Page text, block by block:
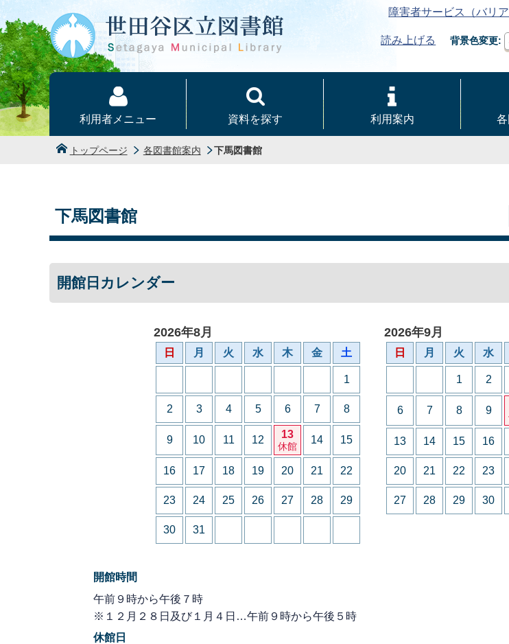
本文へ
障害者サービス（バリ
読み上げる 背景色変更
利用者メニュー 資料を探す 利用案内
トップページ 各図書館案内 下馬図書館
下馬図書館
開館日カレンダー
2026年8月
日 月 火 水 木 金 土
1
2 3 4 5 6 7 8
9 10 11 12 13
休館
14 15
16 17 18 19 20 21 22
23 24 25 26 27 28 29
30 31
2026年9月
日 月 火 水
1 2
6 7 8 9
13 14 15 16
20 21 22 23
27 28 29 30
開館時間
午前９時から午後７時
※１２月２８日及び１月４日…午前９時から午後５時
休館日